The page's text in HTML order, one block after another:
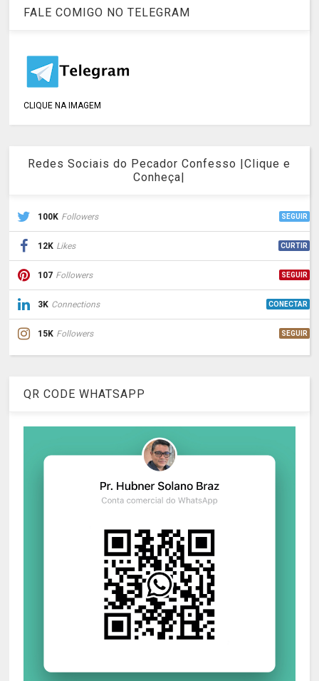
FALE COMIGO NO TELEGRAM
CLIQUE NA IMAGEM
Redes Sociais do Pecador Confesso |Clique e
Conheça|
100K Followers SEGUIR
12K Likes CURTIR
107 Followers SEGUIR
3K Connections CONECTAR
15K Followers SEGUIR
QR CODE WHATSAPP